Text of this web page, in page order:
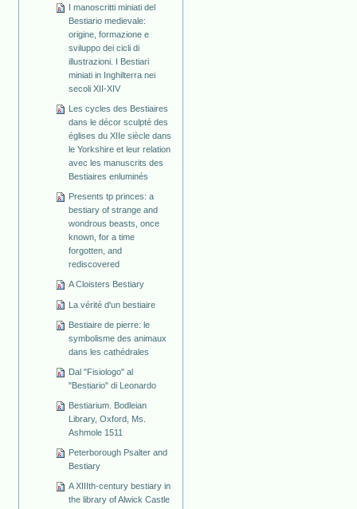
I manoscritti miniati del
Bestiario medievale:
origine, formazione e
sviluppo dei cicli di
illustrazioni. I Bestiari
miniati in Inghilterra nei
secoli XII-XIV
Les cycles des Bestiaires
dans le décor sculpté des
églises du XIIe siècle dans
le Yorkshire et leur relation
avec les manuscrits des
Bestiaires enluminés
Presents tp princes: a
bestiary of strange and
wondrous beasts, once
known, for a time
forgotten, and
rediscovered
A Cloisters Bestiary
La vérité d'un bestiaire
Bestiaire de pierre: le
symbolisme des animaux
dans les cathédrales
Dal "Fisiologo" al
"Bestiario" di Leonardo
Bestiarium. Bodleian
Library, Oxford, Ms.
Ashmole 1511
Peterborough Psalter and
Bestiary
A XIIIth-century bestiary in
the library of Alwick Castle